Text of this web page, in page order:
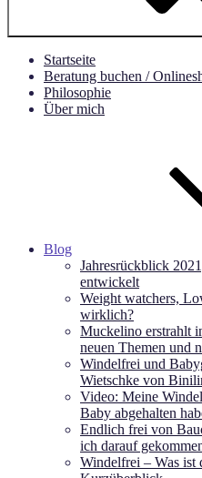
Startseite
Beratung buchen /
Philosophie
Über mich
Blog
Jahresrückblick
entwickelt
Weight watchers,
wirklich?
Muckelino erstrahlt
neuen Themen und
Windelfrei und
Wietschke von
Video: Meine
Baby abgehalten
Endlich frei von
ich darauf
Windelfrei – Was ist